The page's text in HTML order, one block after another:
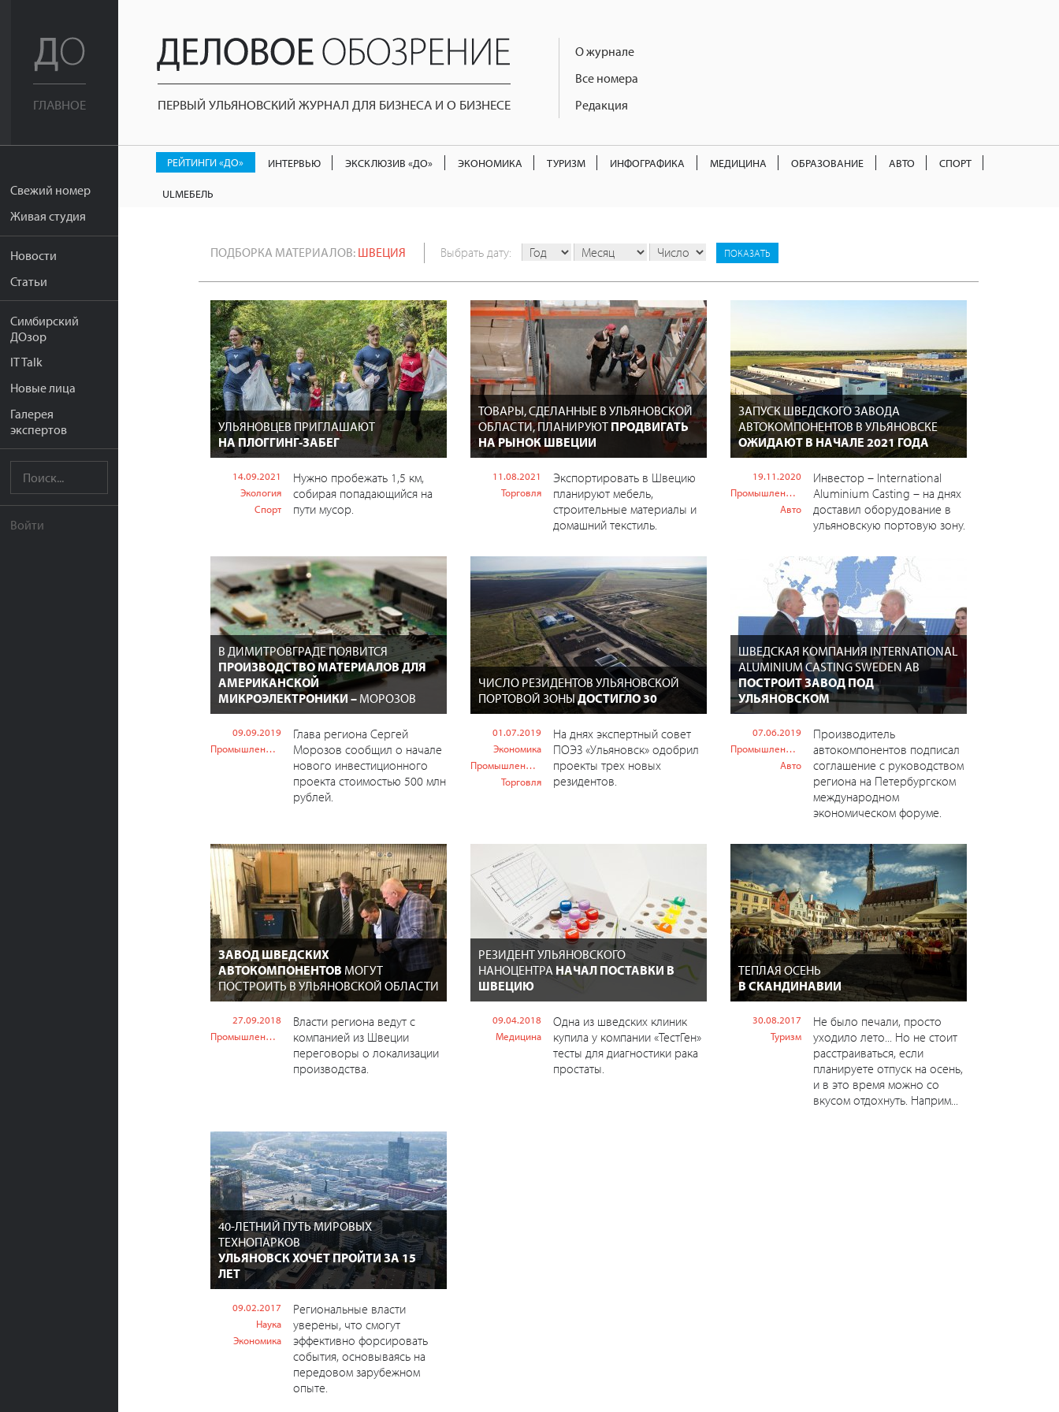
ГЛАВНОЕ
Свежий номер
Живая студия
Новости
Статьи
Симбирский
ДОзор
IT Talk
Новые лица
Галерея
экспертов
Войти
ПЕРВЫЙ УЛЬЯНОВСКИЙ ЖУРНАЛ ДЛЯ БИЗНЕСА И О БИЗНЕСЕ
О журнале
Все номера
Редакция
РЕЙТИНГИ «ДО» ИНТЕРВЬЮ ЭКСКЛЮЗИВ «ДО» ЭКОНОМИКА ТУРИЗМ ИНФОГРАФИКА МЕДИЦИНА ОБРАЗОВАНИЕ АВТО СПОРТ
ULМЕБЕЛЬ
ПОДБОРКА МАТЕРИАЛОВ: ШВЕЦИЯ Выбрать дату:
УЛЬЯНОВЦЕВ ПРИГЛАШАЮТ
НА ПЛОГГИНГ-ЗАБЕГ
14.09.2021
Экология
Спорт
Нужно пробежать 1,5 км,
собирая попадающийся на
пути мусор.
ТОВАРЫ, СДЕЛАННЫЕ В УЛЬЯНОВСКОЙ
ОБЛАСТИ, ПЛАНИРУЮТ ПРОДВИГАТЬ
НА РЫНОК ШВЕЦИИ
11.08.2021
Торговля
Экспортировать в Швецию
планируют мебель,
строительные материалы и
домашний текстиль.
ЗАПУСК ШВЕДСКОГО ЗАВОДА
АВТОКОМПОНЕНТОВ В УЛЬЯНОВСКЕ
ОЖИДАЮТ В НАЧАЛЕ 2021 ГОДА
19.11.2020
Промышленность
Авто
Инвестор – International
Aluminium Casting – на днях
доставил оборудование в
ульяновскую портовую зону.
В ДИМИТРОВГРАДЕ ПОЯВИТСЯ
ПРОИЗВОДСТВО МАТЕРИАЛОВ ДЛЯ
АМЕРИКАНСКОЙ
МИКРОЭЛЕКТРОНИКИ – МОРОЗОВ
09.09.2019
Промышленность
Глава региона Сергей
Морозов сообщил о начале
нового инвестиционного
проекта стоимостью 500 млн
рублей.
ЧИСЛО РЕЗИДЕНТОВ УЛЬЯНОВСКОЙ
ПОРТОВОЙ ЗОНЫДОСТИГЛО 30
01.07.2019
Экономика
Промышленность
Торговля
На днях экспертный совет
ПОЭЗ «Ульяновск» одобрил
проекты трех новых
резидентов.
ШВЕДСКАЯ КОМПАНИЯ INTERNATIONAL
ALUMINIUM CASTING SWEDEN AB
ПОСТРОИТ ЗАВОД ПОД
УЛЬЯНОВСКОМ
07.06.2019
Промышленность
Авто
Производитель
автокомпонентов подписал
соглашение с руководством
региона на Петербургском
международном
экономическом форуме.
ЗАВОД ШВЕДСКИХ
АВТОКОМПОНЕНТОВ МОГУТ
ПОСТРОИТЬ В УЛЬЯНОВСКОЙ ОБЛАСТИ
27.09.2018
Промышленность
Власти региона ведут с
компанией из Швеции
переговоры о локализации
производства.
РЕЗИДЕНТ УЛЬЯНОВСКОГО
НАНОЦЕНТРА НАЧАЛ ПОСТАВКИ В
ШВЕЦИЮ
09.04.2018
Медицина
Одна из шведских клиник
купила у компании «ТестГен»
тесты для диагностики рака
простаты.
ТЕПЛАЯ ОСЕНЬ
В СКАНДИНАВИИ
30.08.2017
Туризм
Не было печали, просто
уходило лето... Но не стоит
расстраиваться, если
планируете отпуск на осень,
и в это время можно со
вкусом отдохнуть. Наприм...
40-ЛЕТНИЙ ПУТЬ МИРОВЫХ
ТЕХНОПАРКОВ
УЛЬЯНОВСК ХОЧЕТ ПРОЙТИ ЗА 15
ЛЕТ
09.02.2017
Наука
Экономика
Региональные власти
уверены, что смогут
эффективно форсировать
события, основываясь на
передовом зарубежном
опыте.